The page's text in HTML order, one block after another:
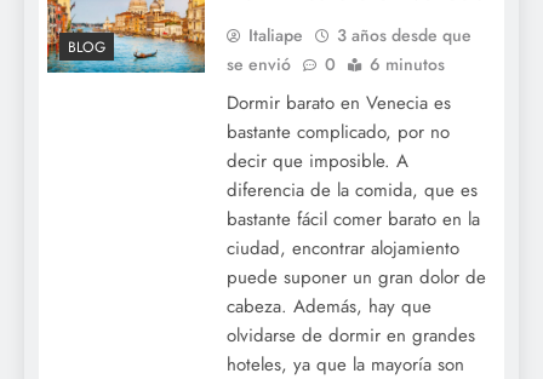
BLOG
Italiape
3 años desde que
se envió
0 6 minutos
Dormir barato en Venecia es
bastante complicado, por no
decir que imposible. A
diferencia de la comida, que es
bastante fácil comer barato en la
ciudad, encontrar alojamiento
puede suponer un gran dolor de
cabeza. Además, hay que
olvidarse de dormir en grandes
hoteles, ya que la mayoría son